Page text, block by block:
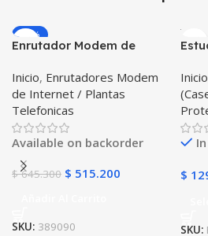
-20%
Enrutador Modem de
Libre Todo Operador 4G
LTE SIMCARD
Inicio, Enrutadores Modem
de Internet / Plantas
Telefonicas
Available on backorder
$645.300 $ 515.200
SKU: 389090
Tab
SM-
Inicio
$
SKU: